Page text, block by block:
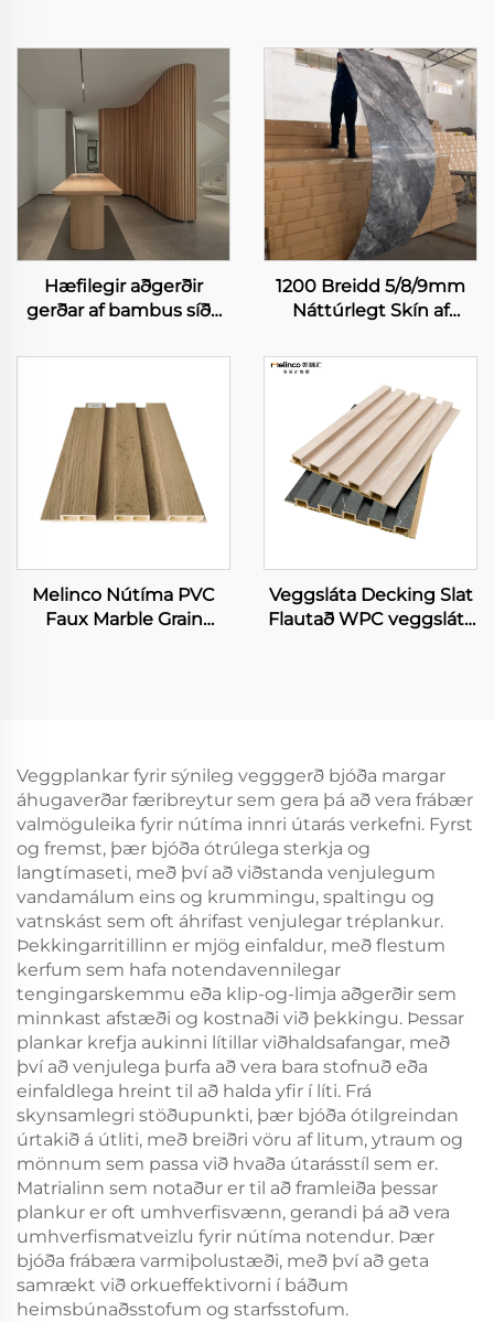
Hæfilegir aðgerðir
gerðar af bambus síða
hreinsa innri þjónustu
1200 Breidd 5/8/9mm
Náttúrlegt Skín af
Bambúsfjöðrum,
Kolstjörnu Plata
Veggaborð Með
Málningu Skógarskinn,
Óhnítin Blær
Melinco Nútíma PVC
Faux Marble Grain
Veggsláta Decking Slat
Flautað WPC veggsláta
Veggplankar fyrir sýnileg vegggerð bjóða margar
áhugaverðar færibreytur sem gera þá að vera frábær
valmöguleika fyrir nútíma innri útarás verkefni. Fyrst
og fremst, þær bjóða ótrúlega sterkja og
langtímaseti, með því að viðstanda venjulegum
vandamálum eins og krummingu, spaltingu og
vatnskást sem oft áhrifast venjulegar tréplankur.
Þekkingarritillinn er mjög einfaldur, með flestum
kerfum sem hafa notendavennilegar
tengingarskemmu eða klip-og-limja aðgerðir sem
minnkast afstæði og kostnaði við þekkingu. Þessar
plankar krefja aukinni lítillar viðhaldsafangar, með
því að venjulega þurfa að vera bara stofnuð eða
einfaldlega hreint til að halda yfir í líti. Frá
skynsamlegri stöðupunkti, þær bjóða ótilgreindan
úrtakið á útliti, með breiðri vöru af litum, ytraum og
mönnum sem passa við hvaða útarásstíl sem er.
Matrialinn sem notaður er til að framleiða þessar
plankur er oft umhverfisvænn, gerandi þá að vera
umhverfismatveizlu fyrir nútíma notendur. Þær
bjóða frábæra varmiþolustæði, með því að geta
samrækt við orkueffektivorni í báðum
heimsbúnaðsstofum og starfsstofum.